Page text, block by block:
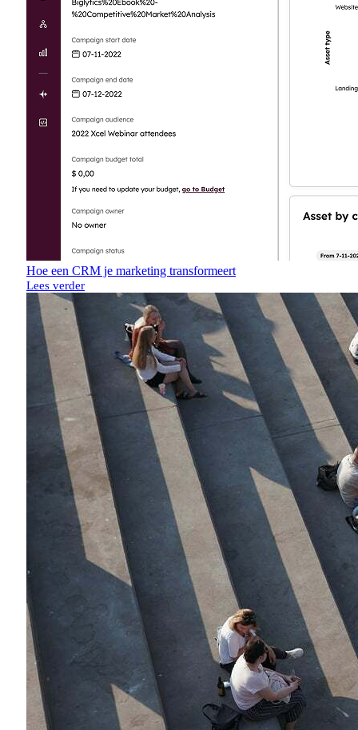
Hoe een CRM je marketing transformeert
Lees verder